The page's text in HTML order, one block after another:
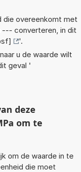
die overeenkomt met
--- converteren, in dit
'.
u de waarde wilt
geval '
deze
om te
om de waarde in te
die moet